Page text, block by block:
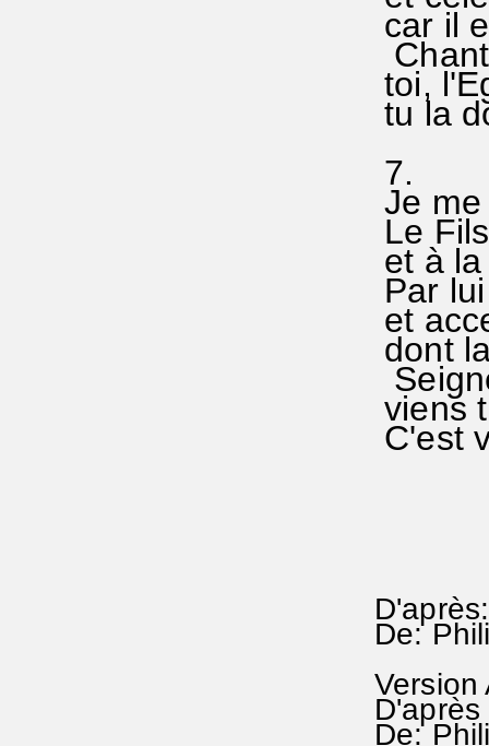
car il
toi,
tu la
7.
Je
Le
et à
Par
et
dont
viens
C'est
De:
Version
De: